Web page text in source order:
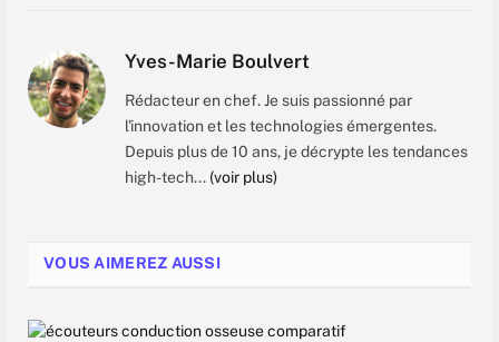
Yves-Marie Boulvert
Rédacteur en chef. Je suis passionné par
l'innovation et les technologies émergentes.
Depuis plus de 10 ans, je décrypte les tendances
high-tech... (voir plus)
VOUS AIMEREZ AUSSI